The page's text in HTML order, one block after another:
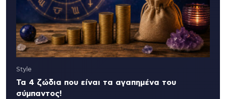
Style
Τα 4 ζώδια που είναι τα αγαπημένα του
σύμπαντος!